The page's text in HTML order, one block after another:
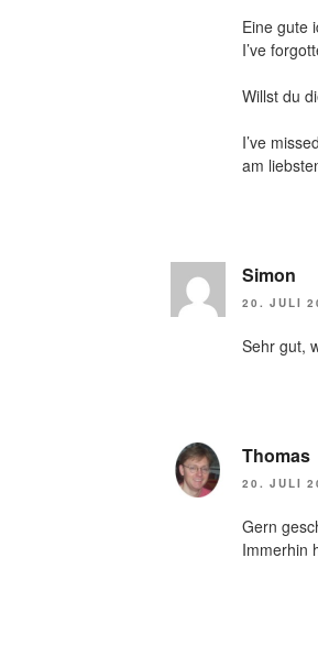
Eine gute
I’ve
Willst du
I’ve
am
Simon
20. JULI
Sehr gut,
Thomas
20. JULI
Gern
Immerhin